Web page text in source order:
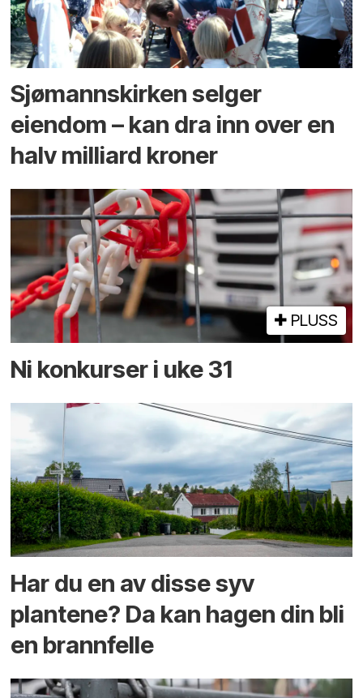
Sjømannskirken selger
eiendom – kan dra inn over en
halv milliard kroner
PLUSS
Ni konkurser i uke 31
Har du en av disse syv
plantene? Da kan hagen din bli
en brannfelle